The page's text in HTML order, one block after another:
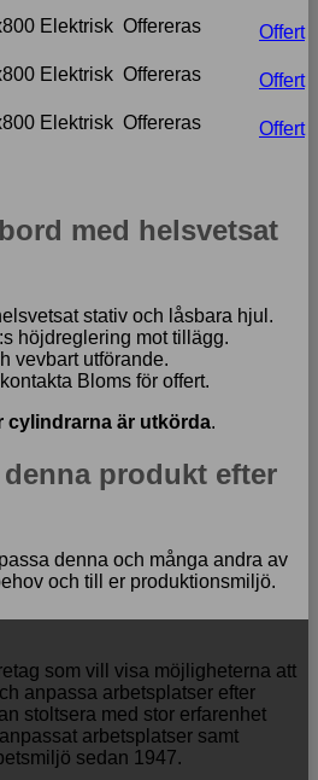
Elektrisk Offereras
Offert
Elektrisk Offereras
Offert
Elektrisk Offereras Offert
med helsvetsat
stativ och låsbara hjul.
höjdreglering mot tillägg.
vevbart utförande.
Bloms för offert.
cylindrarna är utkörda.
produkt efter
denna och många andra av
och till er produktionsmiljö.
som vill visa möjligheterna att
anpassa arbetsplatser efter
stoltsera med stor erfarenhet
arbetsplatser samt
sedan 1947.